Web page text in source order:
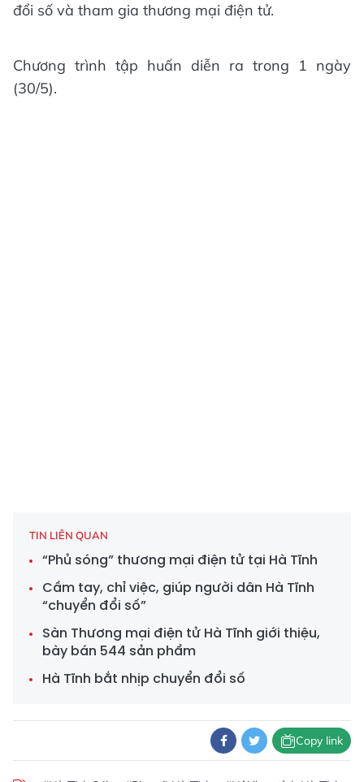
đổi số và tham gia thương mại điện tử.
Chương trình tập huấn diễn ra trong 1 ngày
(30/5).
TIN LIÊN QUAN
“Phủ sóng” thương mại điện tử tại Hà Tĩnh
Cầm tay, chỉ việc, giúp người dân Hà Tĩnh
“chuyển đổi số”
Sàn Thương mại điện tử Hà Tĩnh giới thiệu,
bày bán 544 sản phẩm
Hà Tĩnh bắt nhịp chuyển đổi số
Copy link